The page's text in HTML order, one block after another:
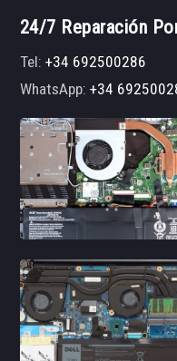
24/7 Reparación
Tel:+34 692500286
WhatsApp:+34